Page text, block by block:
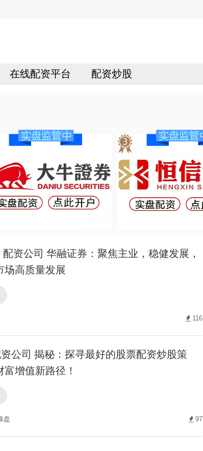
在线配资平台 配资炒股
配资公司 华融证券：聚焦主业，稳健发展，
场高质量发展
116
公司 揭秘：探寻最好的股票配资炒股策
增值新路径！
盘 97